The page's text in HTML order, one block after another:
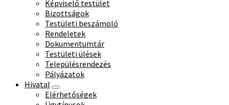
Képviselő testület
Bizottságok
Testületi beszámoló
Rendeletek
Dokumentumtár
Testületi ülések
Településrendezés
Pályázatok
Hivatal
Elérhetőségek